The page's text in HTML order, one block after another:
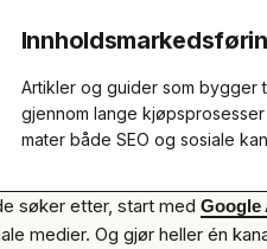
Artikler og guider som bygger
gjennom lange
mater både SEO og sosiale
søker etter, start med Google
medier. Og gjør heller én